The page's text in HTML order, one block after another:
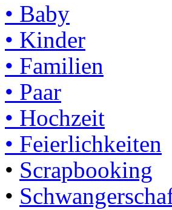
• Baby
• Kinder
• Familien
• Paar
• Hochzeit
• Feierlichkeiten
• Scrapbooking
•